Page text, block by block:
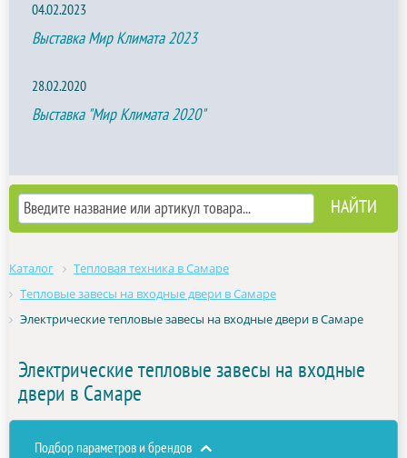
04.02.2023
Выставка Мир Климата 2023
28.02.2020
Выставка "Мир Климата 2020"
Каталог
Тепловая техника в Самаре
Тепловые завесы на входные двери в Самаре
Электрические тепловые завесы на входные двери в Самаре
Электрические тепловые завесы на входные
двери в Самаре
Подбор параметров и брендов